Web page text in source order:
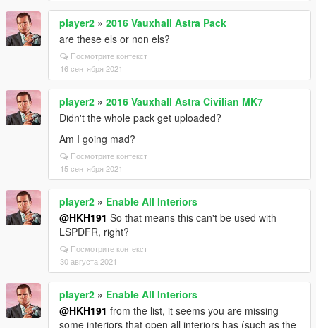
player2 » 2016 Vauxhall Astra Pack
are these els or non els?
Посмотрите контекст
16 сентября 2021
player2 » 2016 Vauxhall Astra Civilian MK7
Didn't the whole pack get uploaded?
Am I going mad?
Посмотрите контекст
15 сентября 2021
player2 » Enable All Interiors
@HKH191 So that means this can't be used with
LSPDFR, right?
Посмотрите контекст
30 августа 2021
player2 » Enable All Interiors
@HKH191 from the list, it seems you are missing
some interiors that open all interiors has (such as the